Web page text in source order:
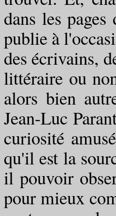
dans les
publie à
des écrivains,
littéraire ou
alors bien
Jean-Luc
curiosité
qu'il est la
il pouvoir
pour mieux